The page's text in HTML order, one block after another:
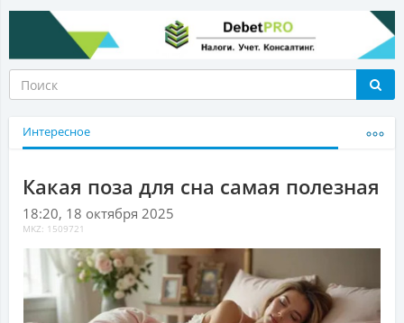
Интересное
Какая поза для сна самая полезная
18:20, 18 октября 2025
MKZ: 1509721